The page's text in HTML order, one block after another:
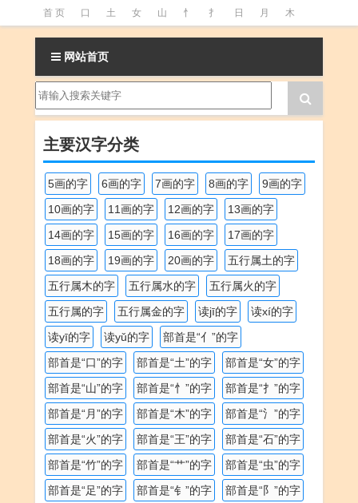
首 页 口 土 女 山 忄 扌 日 月 木
氵 火 王 石 竹 糹 艹 虫 言 足
阝 魚
网站首页
主要汉字分类
5画的字 6画的字 7画的字 8画的字
9画的字
10画的字
11画的字 12画的字
13画的字
14画的字
15画的字 16画的字
17画的字
18画的字
19画的字 20画的字
五行属土的字
五行属木的字
五行属水的字
五行属火的字
五行属的字
五行属金的字 读jī的字
读xí的字
读yī的字
读yǔ的字
部首是“亻”的字
部首是“口”的字
部首是“土”的字
部首是“女”的字
部首是“山”的字
部首是“忄”的字
部首是“扌”的字
部首是“月”的字
部首是“木”的字
部首是“氵”的字
部首是“火”的字
部首是“王”的字
部首是“石”的字
部首是“竹”的字
部首是“艹”的字
部首是“虫”的字
部首是“足”的字
部首是“钅”的字 部首是“阝”的字